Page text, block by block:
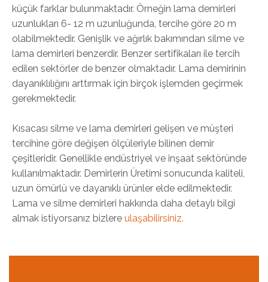
küçük farklar bulunmaktadır. Örneğin lama demirleri
uzunlukları 6- 12 m uzunluğunda, tercihe göre 20 m
olabilmektedir. Genişlik ve ağırlık bakımından silme ve
lama demirleri benzerdir. Benzer sertifikaları ile tercih
edilen sektörler de benzer olmaktadır. Lama demirinin
dayanıklılığını arttırmak için birçok işlemden geçirmek
gerekmektedir.
Kısacası silme ve lama demirleri gelişen ve müşteri
tercihine göre değişen ölçüleriyle bilinen demir
çeşitleridir. Genellikle endüstriyel ve inşaat sektöründe
kullanılmaktadır. Demirlerin Üretimi sonucunda kaliteli,
uzun ömürlü ve dayanıklı ürünler elde edilmektedir.
Lama ve silme demirleri hakkında daha detaylı bilgi
almak istiyorsanız bizlere ulaşabilirsiniz.